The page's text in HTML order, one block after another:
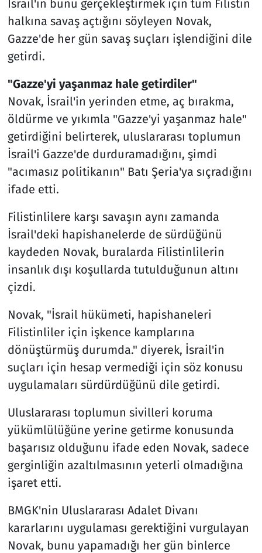
İsrail'in bunu gerçekleştirmek için tüm Filistin
halkına savaş açtığını söyleyen Novak,
Gazze'de her gün savaş suçları işlendiğini dile
getirdi.
"Gazze'yi yaşanmaz hale getirdiler"
Novak, İsrail'in yerinden etme, aç bırakma,
öldürme ve yıkımla "Gazze'yi yaşanmaz hale"
getirdiğini belirterek, uluslararası toplumun
İsrail'i Gazze'de durduramadığını, şimdi
"acımasız politikanın" Batı Şeria'ya sıçradığını
ifade etti.
Filistinlilere karşı savaşın aynı zamanda
İsrail'deki hapishanelerde de sürdüğünü
kaydeden Novak, buralarda Filistinlilerin
insanlık dışı koşullarda tutulduğunun altını
çizdi.
Novak, "İsrail hükümeti, hapishaneleri
Filistinliler için işkence kamplarına
dönüştürmüş durumda." diyerek, İsrail'in
suçları için hesap vermediği için söz konusu
uygulamaları sürdürdüğünü dile getirdi.
Uluslararası toplumun sivilleri koruma
yükümlülüğüne yerine getirme konusunda
başarısız olduğunu ifade eden Novak, sadece
gerginliğin azaltılmasının yeterli olmadığına
işaret etti.
BMGK'nin Uluslararası Adalet Divanı
kararlarını uygulaması gerektiğini vurgulayan
Novak, bunu yapamadığı her gün binlerce